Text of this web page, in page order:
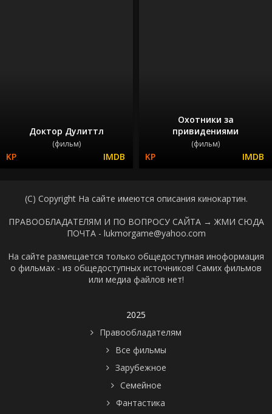
Доктор Дулиттл
(фильм)
Охотники за
привидениями
(фильм)
(C) Copyright На сайте имеются описания кинокартин.
ПРАВООБЛАДАТЕЛЯМ И ПО ВОПРОСУ САЙТА → ЖМИ СЮДА
ПОЧТА - lukmorgame@yahoo.com
На сайте размещается только общедоступная иноформация
о фильмах - из общедоступных источников! Самих фильмов
или медиа файлов нет!
2025
Правообладателям
Все фильмы
Зарубежное
Семейное
Фантастика